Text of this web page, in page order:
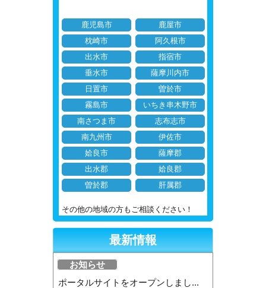
鹿児島市
鹿屋市
枕崎市
阿久根市
出水市
指宿市
垂水市
薩摩川内市
日置市
曽於市
霧島市
いちき串木野市
南さつま市
志布志市
南九州市
伊佐市
姶良市
薩摩郡
出水郡
姶良郡
曽於郡
肝属郡
その他の地域の方もご相談ください！
最新情報
お知らせ
ポータルサイトをオープンしまし...